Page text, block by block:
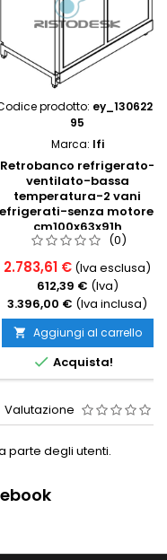
prodotto: ey_130622-
95
Marca: Ifi
Retrobanco refrigerato-
ventilato-bassa
temperatura-2 vani
senza motore-
cm100x63x91h
(0)
2.783,61 € (Iva esclusa)
612,39 € (Iva)
3.396,00 € (Iva inclusa)
 Aggiungi al carrello
 Acquista!
Valutazione
parte degli utenti.